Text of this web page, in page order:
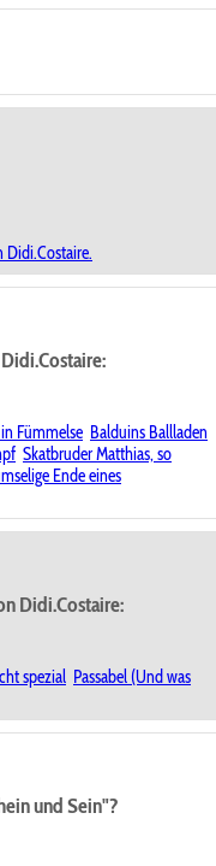
Didi.Costaire.
Fümmelse Balduins Ballladen
Skatbruder Matthias, so
Ende eines
Didi.Costaire:
spezial Passabel (Und was
und Sein"?